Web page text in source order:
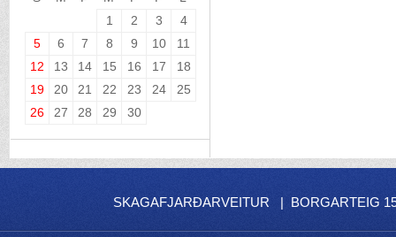
1
2 3
4
5
6 7 8 9 10
11
12
13 14 15 16 17
18
19
20 21 22 23 24
25
26
27 28 29 30
SKAGAFJARÐARVEITUR | BORGARTEIG